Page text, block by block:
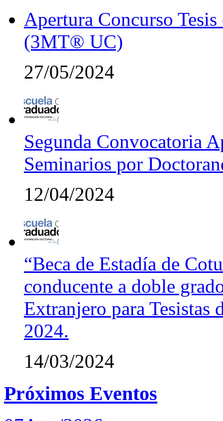
Apertura Concurso
(3MT® UC)
27/05/2024
Segunda Convocatoria
Seminarios por
12/04/2024
“Beca de Estadía de
conducente a doble
Extranjero para Tesistas
2024.
14/03/2024
Próximos Eventos